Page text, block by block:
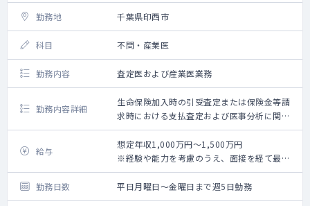
勤務地 千葉県印西市
科目 不問・産業医
勤務内容 査定医および産業医業務
勤務内容詳細
生命保険加入時の引受査定または保険金等請
求時における支払査定および医事分析に関す
る業務かつ従業員に対する産業医業務
給与
想定年収1,000万円～1,500万円
※経験や能力を考慮のうえ、面接を経て最終
決定させていただきます
勤務日数
平日月曜日～金曜日まで週5日勤務